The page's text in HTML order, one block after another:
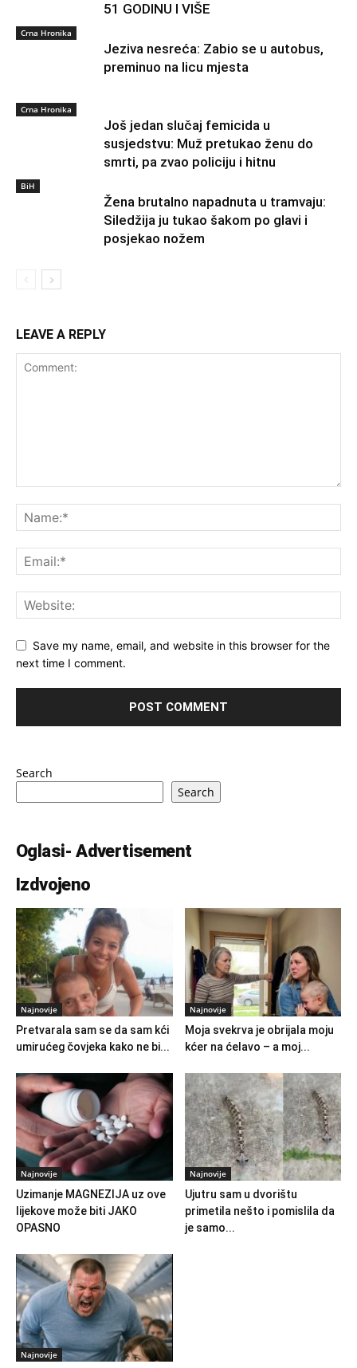
51 GODINU I VIŠE
Crna Hronika
Jeziva nesreća: Zabio se u autobus,
preminuo na licu mjesta
Crna Hronika
Još jedan slučaj femicida u
susjedstvu: Muž pretukao ženu do
smrti, pa zvao policiju i hitnu
BiH
Žena brutalno napadnuta u tramvaju:
Siledžija ju tukao šakom po glavi i
posjekao nožem
LEAVE A REPLY
Save my name, email, and website in this browser for the
next time I comment.
Search
Search
Oglasi- Advertisement
Izdvojeno
Najnovije
Pretvarala sam se da sam kći
umirućeg čovjeka kako ne bi...
Najnovije
Moja svekrva je obrijala moju
kćer na ćelavo – a moj...
Najnovije
Uzimanje MAGNEZIJA uz ove
lijekove može biti JAKO
OPASNO
Najnovije
Ujutru sam u dvorištu
primetila nešto i pomislila da
je samo...
Najnovije